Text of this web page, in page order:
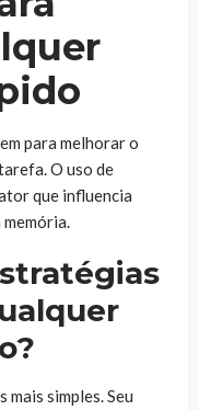
para melhorar o
O uso de
que influencia
simples. Seu